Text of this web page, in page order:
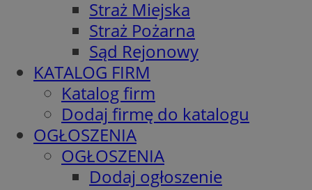
Straż Miejska
Straż Pożarna
Sąd Rejonowy
KATALOG FIRM
Katalog firm
Dodaj firmę do katalogu
OGŁOSZENIA
OGŁOSZENIA
Dodaj ogłoszenie